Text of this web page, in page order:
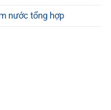
nước tổng hợp